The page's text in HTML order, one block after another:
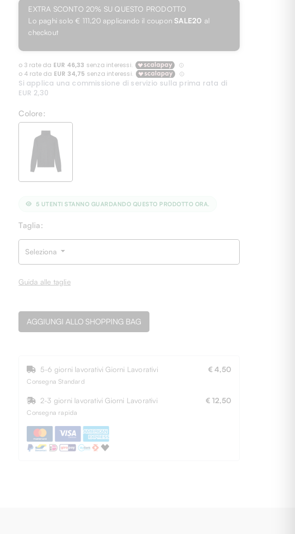
EXTRA SCONTO 20% SU QUESTO PRODOTTO
Lo paghi solo€ 111,20applicando il couponSALE20 al
checkout
Colore:
5 UTENTI STANNO GUARDANDO QUESTO PRODOTTO ORA.
Taglia:
Seleziona
Guida alle taglie
AGGIUNGI ALLO SHOPPING BAG
5-6 giorni lavorativi Giorni Lavorativi € 4,50
Consegna Standard
2-3 giorni lavorativi Giorni Lavorativi € 12,50
Consegna rapida